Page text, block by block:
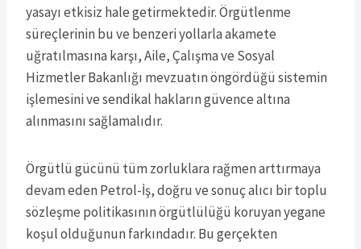
yasayı etkisiz hale getirmektedir. Örgütlenme
süreçlerinin bu ve benzeri yollarla akamete
uğratılmasına karşı, Aile, Çalışma ve Sosyal
Hizmetler Bakanlığı mevzuatın öngördüğü sistemin
işlemesini ve sendikal hakların güvence altına
alınmasını sağlamalıdır.
Örgütlü gücünü tüm zorluklara rağmen arttırmaya
devam eden Petrol-İş, doğru ve sonuç alıcı bir toplu
sözleşme politikasının örgütlülüğü koruyan yegane
koşul olduğunun farkındadır. Bu gerçekten